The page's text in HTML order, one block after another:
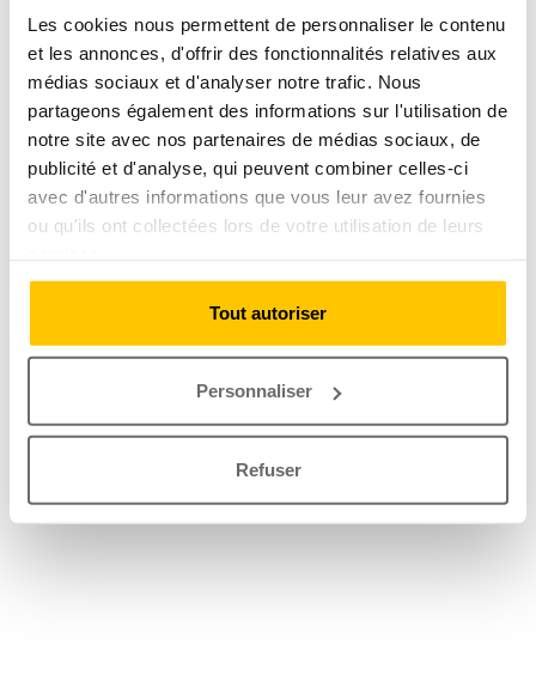
Les cookies nous permettent de personnaliser le contenu
et les annonces, d'offrir des fonctionnalités relatives aux
médias sociaux et d'analyser notre trafic. Nous
partageons également des informations sur l'utilisation de
notre site avec nos partenaires de médias sociaux, de
publicité et d'analyse, qui peuvent combiner celles-ci
avec d'autres informations que vous leur avez fournies
ou qu'ils ont collectées lors de votre utilisation de leurs
Tout autoriser
Personnaliser
Refuser